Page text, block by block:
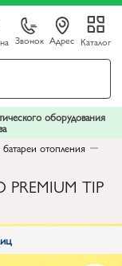
Звонок Адрес Каталог
оборудования
отопления
PREMIUM TIP